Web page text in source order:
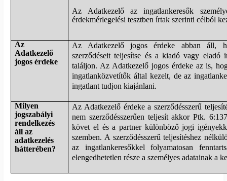
Az Adatkezelő az ingatlankeresők
érdekmérlegelési tesztben írtak szerinti célból
Az
Adatkezelő
jogos érdeke
Az Adatkezelő jogos érdeke abban áll,
szerződéseit teljesítse és a kiadó vagy eladó
találjon. Az Adatkezelő jogos érdeke az is,
ingatlanközvetítők által kezelt, de az
ingatlant tudjon kiajánlani.
Milyen
jogszabályi
rendelkezés
áll az
adatkezelés
hátterében?
Az Adatkezelő érdeke a szerződésszerű
nem szerződésszerűen teljesít akkor Ptk.
követ el és a partner különböző jogi
szemben. A szerződésszerű teljesítéshez
az ingatlankeresőkkel folyamatosan
elengedhetetlen része a személyes adatainak a